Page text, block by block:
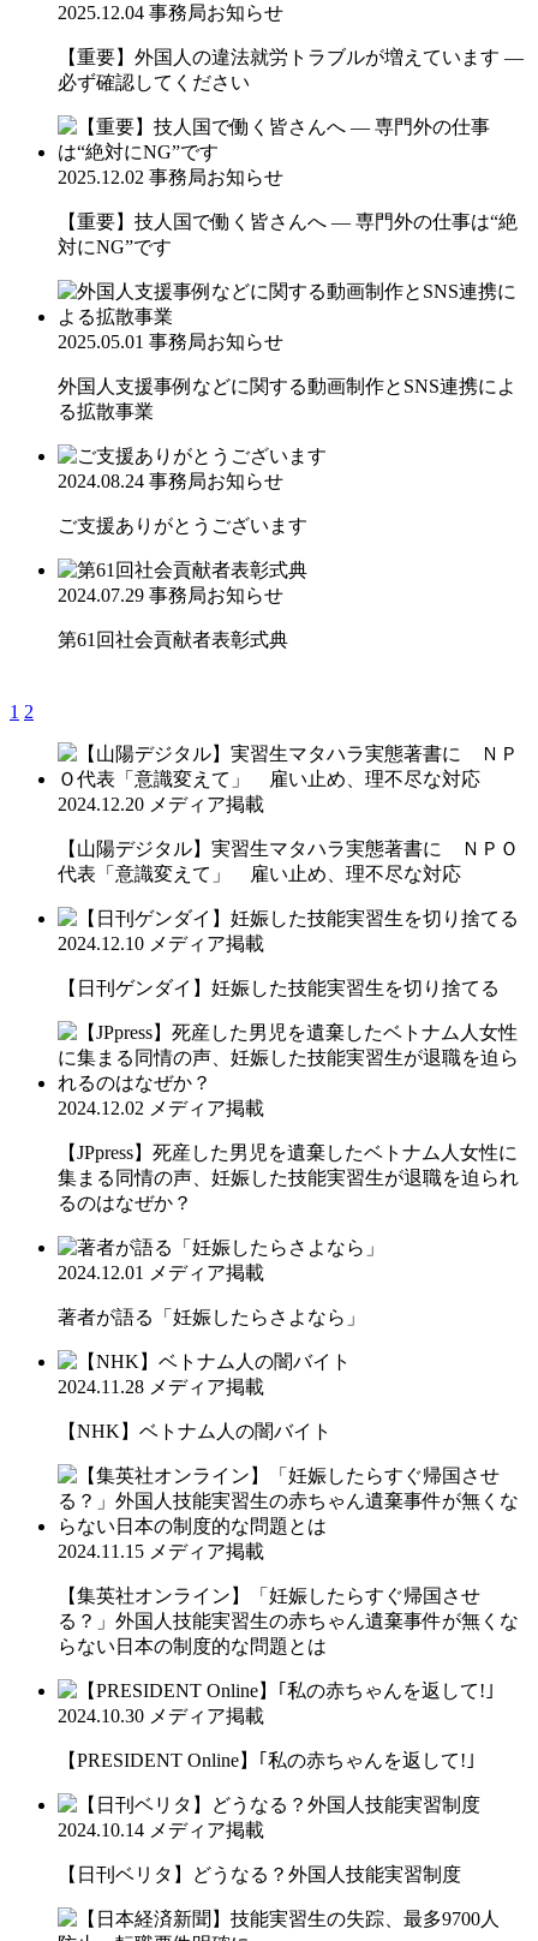
2025.12.04 事務局お知らせ
【重要】外国人の違法就労トラブルが増えています ―
必ず確認してください
2025.12.02 事務局お知らせ
【重要】技人国で働く皆さんへ ― 専門外の仕事は“絶
対にNG”です
2025.05.01 事務局お知らせ
外国人支援事例などに関する動画制作とSNS連携によ
る拡散事業
2024.08.24 事務局お知らせ
ご支援ありがとうございます
2024.07.29 事務局お知らせ
第61回社会貢献者表彰式典
1 2
2024.12.20 メディア掲載
【山陽デジタル】実習生マタハラ実態著書に ＮＰＯ
代表「意識変えて」 雇い止め、理不尽な対応
2024.12.10 メディア掲載
【日刊ゲンダイ】妊娠した技能実習生を切り捨てる
2024.12.02 メディア掲載
【JPpress】死産した男児を遺棄したベトナム人女性に
集まる同情の声、妊娠した技能実習生が退職を迫られ
るのはなぜか？
2024.12.01 メディア掲載
著者が語る「妊娠したらさよなら」
2024.11.28 メディア掲載
【NHK】ベトナム人の闇バイト
2024.11.15 メディア掲載
【集英社オンライン】「妊娠したらすぐ帰国させ
る？」外国人技能実習生の赤ちゃん遺棄事件が無くな
らない日本の制度的な問題とは
2024.10.30 メディア掲載
【PRESIDENT Online】｢私の赤ちゃんを返して!｣
2024.10.14 メディア掲載
【日刊ベリタ】どうなる？外国人技能実習制度